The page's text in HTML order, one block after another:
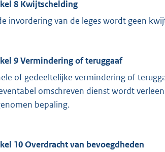
8 Kwijtschelding
invordering van de leges wordt geen
9Vermindering of teruggaaf
of gedeeltelijke vermindering of
omschreven dienst wordt
bepaling.
10Overdracht van bevoegdheden